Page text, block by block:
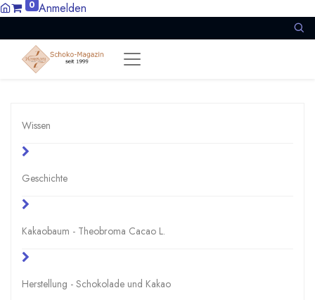
0 Anmelden
Wissen
Geschichte
Kakaobaum - Theobroma Cacao L.
Herstellung - Schokolade und Kakao